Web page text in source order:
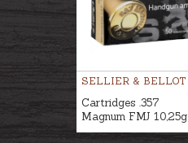
SELLIER & BELLOT
Cartridges .357
Magnum FMJ 10,25g